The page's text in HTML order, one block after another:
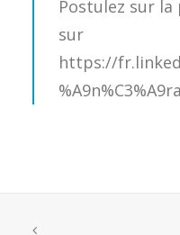
Postulez sur la
sur
https://